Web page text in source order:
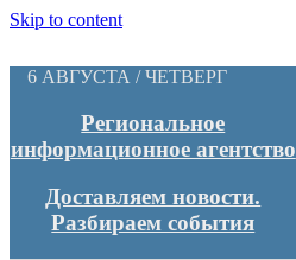
Skip to content
6 АВГУСТА / ЧЕТВЕРГ
Региональное
информационное агентство
Доставляем новости.
Разбираем события